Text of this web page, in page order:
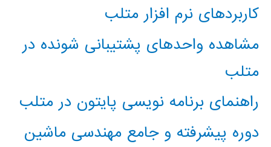
کاربردهای نرم افزار متلب
مشاهده واحدهای پشتیبانی شونده در
متلب
راهنمای برنامه نویسی پایتون در متلب
دوره پیشرفته و جامع مهندسی ماشین